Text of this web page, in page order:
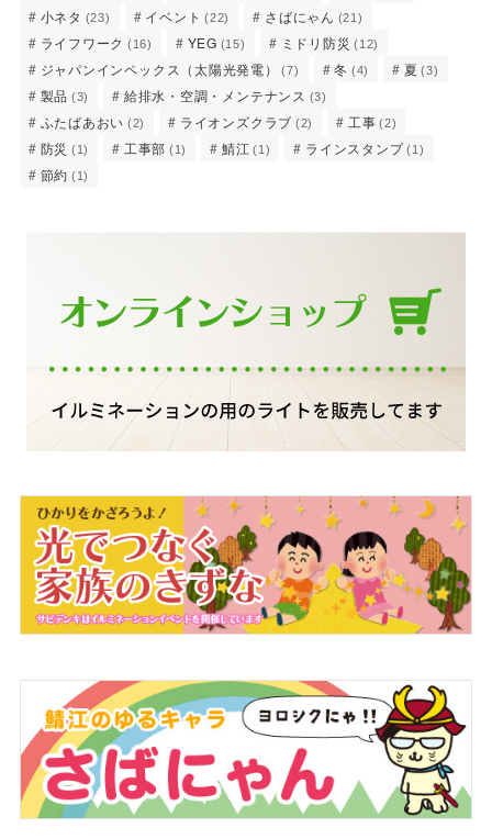
小ネタ (23) イベント (22) さばにゃん (21)
ライフワーク (16) YEG (15) ミドリ防災 (12)
ジャパンインペックス（太陽光発電） (7) 冬 (4) 夏 (3)
製品 (3) 給排水・空調・メンテナンス (3)
ふたばあおい (2) ライオンズクラブ (2) 工事 (2)
防災 (1) 工事部 (1) 鯖江 (1) ラインスタンプ (1)
節約 (1)